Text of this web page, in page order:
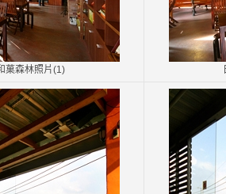
菓森林照片(1)